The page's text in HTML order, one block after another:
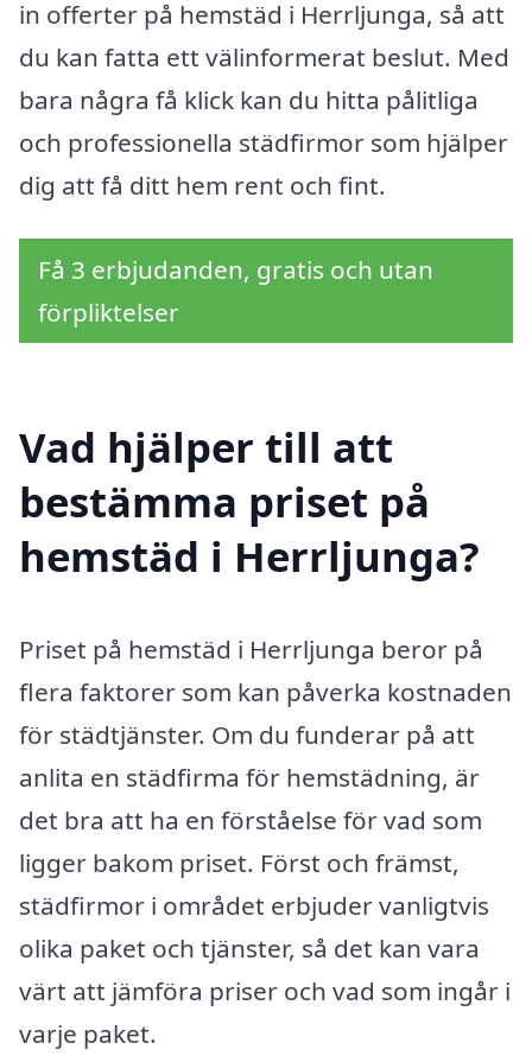
in offerter på hemstäd i Herrljunga, så att
du kan fatta ett välinformerat beslut. Med
bara några få klick kan du hitta pålitliga
och professionella städfirmor som hjälper
dig att få ditt hem rent och fint.
Få 3 erbjudanden, gratis och utan
förpliktelser
Vad hjälper till att
bestämma priset på
hemstäd i Herrljunga?
Priset på hemstäd i Herrljunga beror på
flera faktorer som kan påverka kostnaden
för städtjänster. Om du funderar på att
anlita en städfirma för hemstädning, är
det bra att ha en förståelse för vad som
ligger bakom priset. Först och främst,
städfirmor i området erbjuder vanligtvis
olika paket och tjänster, så det kan vara
värt att jämföra priser och vad som ingår i
varje paket.